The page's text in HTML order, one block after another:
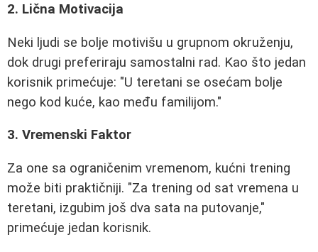
2. Lična Motivacija
Neki ljudi se bolje motivišu u grupnom okruženju,
dok drugi preferiraju samostalni rad. Kao što jedan
korisnik primećuje: "U teretani se osećam bolje
nego kod kuće, kao među familijom."
3. Vremenski Faktor
Za one sa ograničenim vremenom, kućni trening
može biti praktičniji. "Za trening od sat vremena u
teretani, izgubim još dva sata na putovanje,"
primećuje jedan korisnik.